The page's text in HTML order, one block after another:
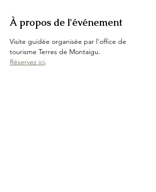
À propos de l'événement
Visite guidée organisée par l'office de
tourisme Terres de Montaigu.
Réservez ici.